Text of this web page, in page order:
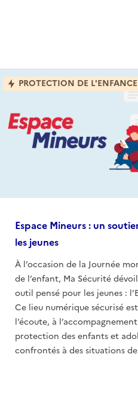
Espace Mineurs : un
les jeunes
À l’occasion de la Journée
de l’enfant, Ma Sécurité
outil pensé pour les jeunes :
Ce lieu numérique sécurisé
l’écoute, à
protection des enfants et
confrontés à des situations
PROTECTION DE L'ENFANCE